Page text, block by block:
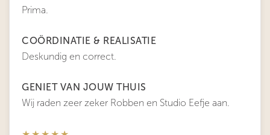
Prima.
COÖRDINATIE & REALISATIE
Deskundig en correct.
GENIET VAN JOUW THUIS
Wij raden zeer zeker Robben en Studio Eefje aan.